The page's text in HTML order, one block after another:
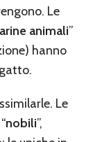
Le
animali”
hanno
Le
nobili”,